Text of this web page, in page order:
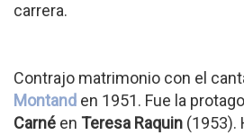
carrera.
Contrajo matrimonio con el
Montand en 1951. Fue la
Carné en Teresa Raquin (1953).